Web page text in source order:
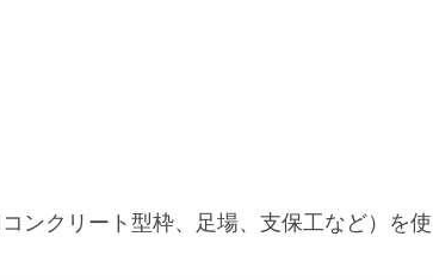
ンクリート型枠、足場、支保工など）を使